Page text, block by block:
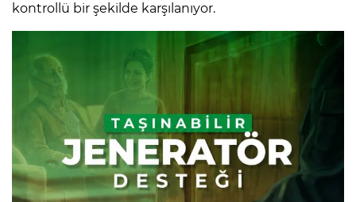
kontrollü bir şekilde karşılanıyor.